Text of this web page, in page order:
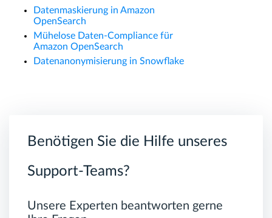
Datenmaskierung in Amazon
OpenSearch
Mühelose Daten-Compliance für
Amazon OpenSearch
Datenanonymisierung in Snowflake
Benötigen Sie die Hilfe unseres
Support-Teams?
Unsere Experten beantworten gerne